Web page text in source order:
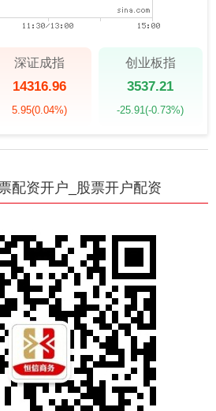
深证成指
14316.96
5.95(0.04%)
创业板指
3537.21
-25.91(-0.73%)
配资开户_股票开户配资